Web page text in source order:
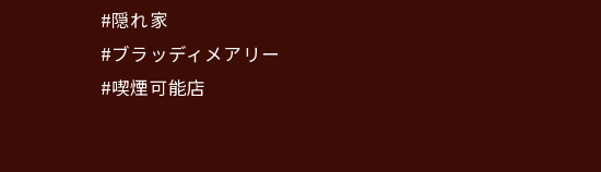
#隠れ家
#ブラッディメアリー
#喫煙可能店